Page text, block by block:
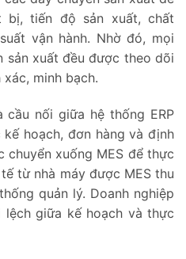
bị, tiến độ sản xuất, chất
vận hành. Nhờ đó, mọi
sản xuất đều được theo dõi
minh bạch.
nối giữa hệ thống ERP
hoạch, đơn hàng và định
chuyển xuống MES để thực
từ nhà máy được MES thu
quản lý. Doanh nghiệp
giữa kế hoạch và thực